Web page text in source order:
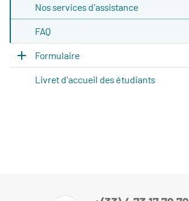
Nos services d'assistance
FAQ
Formulaire
Livret d'accueil des étudiants